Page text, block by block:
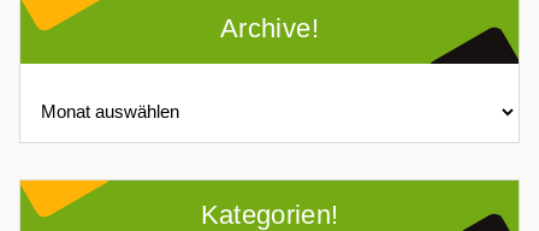
Archive!
Kategorien!